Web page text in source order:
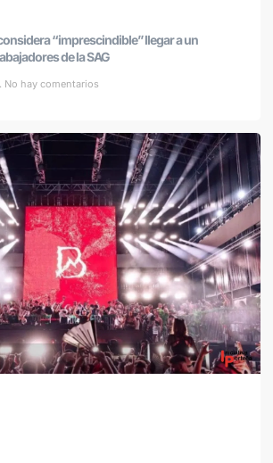
“imprescindible” llegar a un
de la SAG
No hay comentarios